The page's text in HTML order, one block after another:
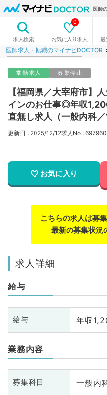
医師
求人検索 お気に入り求人
0
最
医師求人・転職のマイナビDOCTOR
常勤求人 募集停止
【福岡県／大宰府市】
インのお仕事◎年収
直無し求人（一般内科／
更新日 : 2025/12/12求人No : 697960
お気に入り
こちらの求人は募
最新の募集状況
求人詳細
給与
給与 年収
業務内容
募集科目 一般内